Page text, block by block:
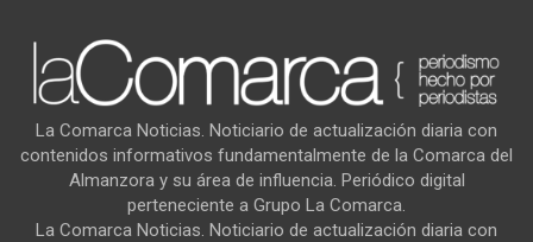
La Comarca Noticias. Noticiario de actualización diaria con
contenidos informativos fundamentalmente de la Comarca del
Almanzora y su área de influencia. Periódico digital
perteneciente a Grupo La Comarca.
La Comarca Noticias. Noticiario de actualización diaria con